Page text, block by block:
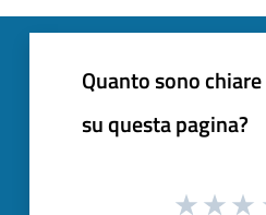
Quanto sono
su questa pagina?